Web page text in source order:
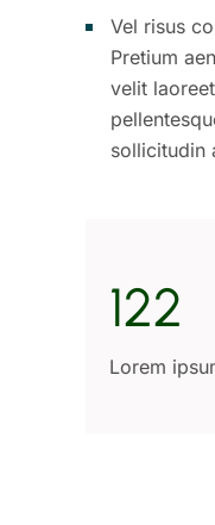
Vel risus
Pretium
velit
sollicitudin
122
Lorem